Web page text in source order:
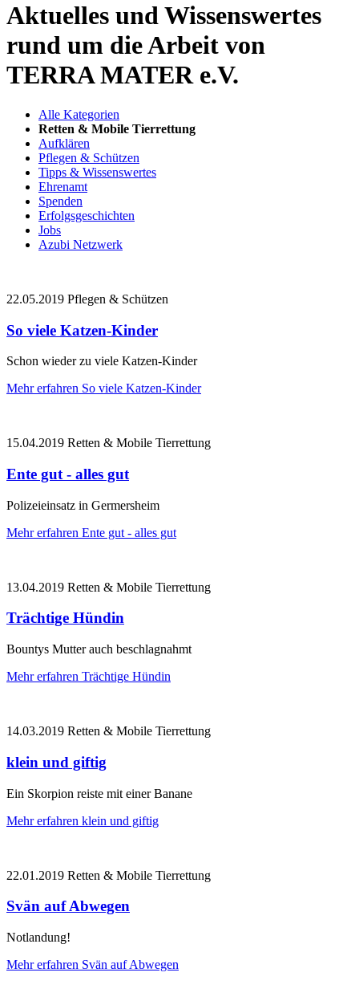
Aktuelles und Wissenswertes
rund um die Arbeit von
TERRA MATER e.V.
Alle Kategorien
Retten & Mobile Tierrettung
Aufklären
Pflegen & Schützen
Tipps & Wissenswertes
Ehrenamt
Spenden
Erfolgsgeschichten
Jobs
Azubi Netzwerk
22.05.2019 Pflegen & Schützen
So viele Katzen-Kinder
Schon wieder zu viele Katzen-Kinder
Mehr erfahren So viele Katzen-Kinder
15.04.2019 Retten & Mobile Tierrettung
Ente gut - alles gut
Polizeieinsatz in Germersheim
Mehr erfahren Ente gut - alles gut
13.04.2019 Retten & Mobile Tierrettung
Trächtige Hündin
Bountys Mutter auch beschlagnahmt
Mehr erfahren Trächtige Hündin
14.03.2019 Retten & Mobile Tierrettung
klein und giftig
Ein Skorpion reiste mit einer Banane
Mehr erfahren klein und giftig
22.01.2019 Retten & Mobile Tierrettung
Svän auf Abwegen
Notlandung!
Mehr erfahren Svän auf Abwegen